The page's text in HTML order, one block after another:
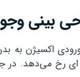
بینی
اکسیژن به
ای رخ می‌دهد.